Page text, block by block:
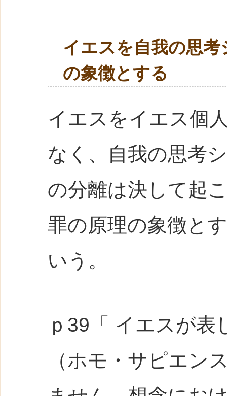
イエスを自我の思
の象徴とする
イエスをイエス個
なく、自我の思考
の分離は決して起
罪の原理の象徴と
いう。
ｐ39「 イエスが表
（ホモ・サピエン